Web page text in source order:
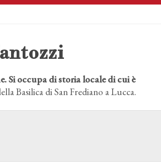
Si occupa di storia locale di cui è
Basilica di San Frediano a Lucca.